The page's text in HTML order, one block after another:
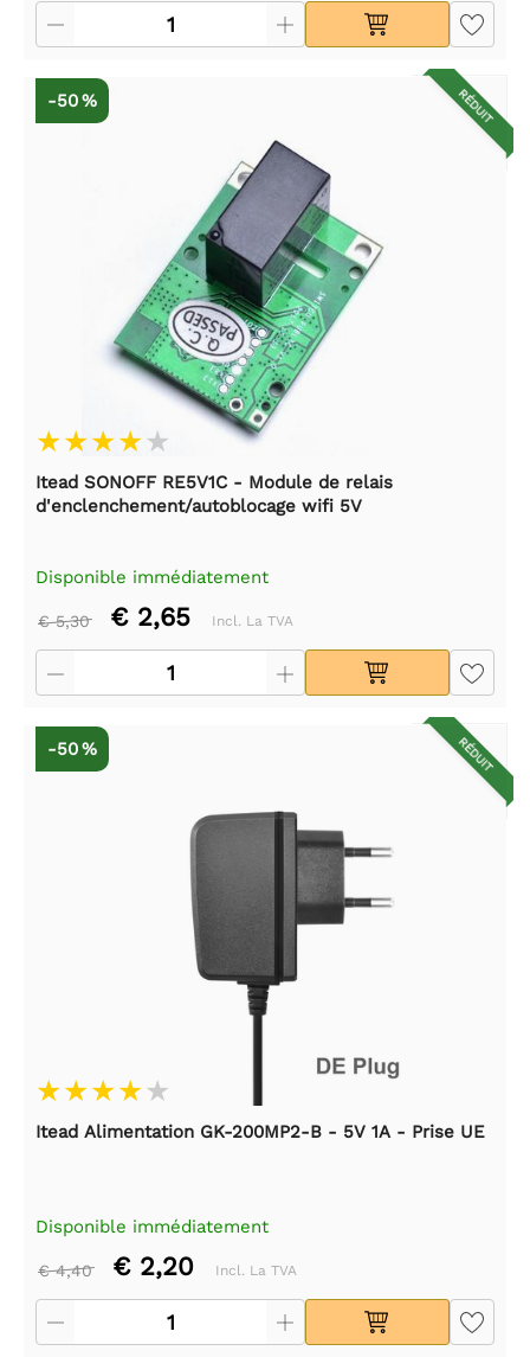
RÉDUIT
-50 %
Itead SONOFF RE5V1C - Module de relais
d'enclenchement/autoblocage wifi 5V
Disponible immédiatement
€ 5,30 € 2,65 Incl. La TVA
RÉDUIT
-50 %
Itead Alimentation GK-200MP2-B - 5V 1A - Prise UE
Disponible immédiatement
€ 4,40 € 2,20 Incl. La TVA